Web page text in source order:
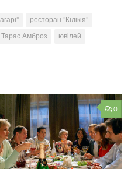
ресторан "Кілікія"
Тарас Амброз ювілей
0